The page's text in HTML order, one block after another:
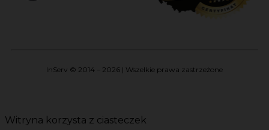
InServ © 2014 – 2026 | Wszelkie prawa zastrzeżone
Witryna korzysta z ciasteczek